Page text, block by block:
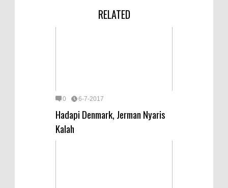
RELATED
0 6-7-2017
Hadapi Denmark, Jerman Nyaris
Kalah